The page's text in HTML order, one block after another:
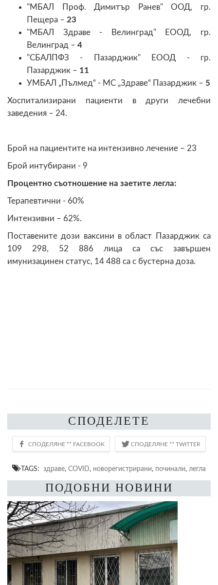
"МБАЛ Проф. Димитър Ранев" ООД, гр.
Пещера – 23
"МБАЛ Здраве - Велинград" ЕООД, гр.
Велинград – 4
"СБАЛПФЗ - Пазарджик" ЕООД - гр.
Пазарджик – 11
УМБАЛ „Пълмед“ - МС „Здраве“ Пазарджик – 5
Хоспитализирани пациенти в други лечебни
заведения – 24.
Брой на пациентите на интензивно лечение – 23
Брой интубирани - 9
Процентно съотношение на заетите легла:
Терапевтични - 60%
Интензивни – 62%.
Поставените дози ваксини в област Пазарджик са
109 298, 52 886 лица са със завършен
имунизацинен статус, 14 488 са с бустерна доза.
СПОДЕЛЕТЕ
TAGS: здраве, COVID, новорегистрирани, починали, легла
ПОДОБНИ НОВИНИ